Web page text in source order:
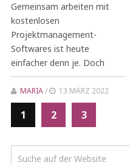
Gemeinsam arbeiten mit
kostenlosen
Projektmanagement-
Softwares ist heute
einfacher denn je. Doch
MARIA/ 13 MÄRZ 2022
1 2 3